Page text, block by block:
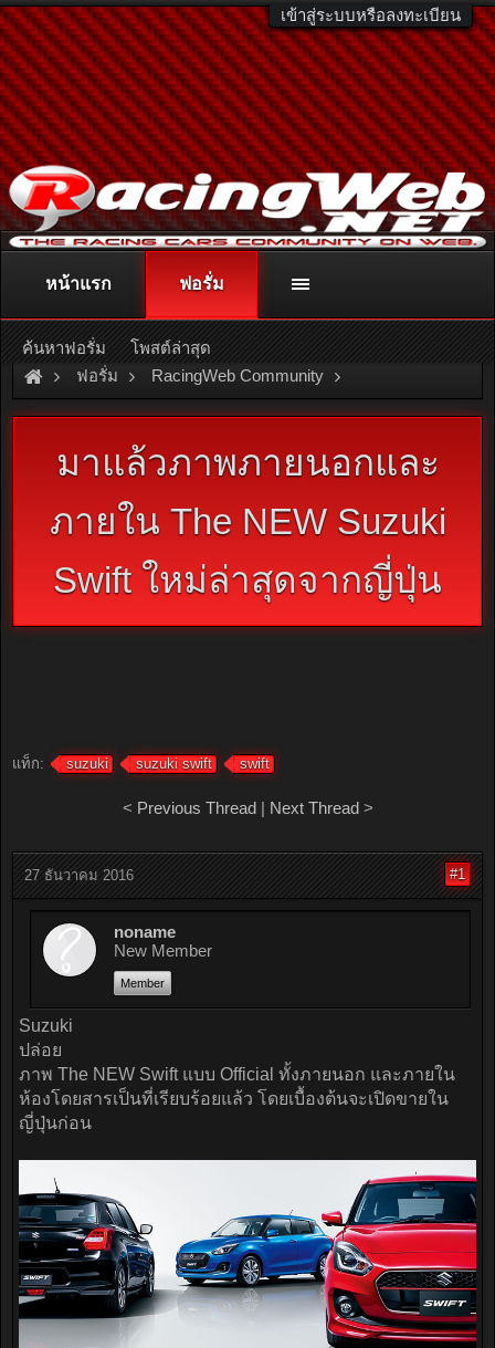
เข้าสู่ระบบหรือลงทะเบียน
ติดต่อลงโฆษณา racingweb@gmail.comหรือโทร. 081-811-1138
หรืออ่านรายละเอียดเพิ่มเติม คลิกที่นี่
ฟอรั่ม RacingWeb Community
Racing Forum (Cars Forum)
มาแล้วภาพภายนอกและ
ภายใน The NEW Suzuki
Swift ใหม่ล่าสุดจากญี่ปุ่น
แท็ก: suzuki suzuki swift swift
< Previous Thread| Next Thread>
27 ธันวาคม 2016 #1
noname
New Member
Member
Suzuki
ปล่อย
ภาพ The NEW Swift แบบ Official ทั้งภายนอก และภายใน
ห้องโดยสารเป็นที่เรียบร้อยแล้ว โดยเบื้องต้นจะเปิดขายใน
ญี่ปุ่นก่อน
หน้าแรก ฟอรั่ม
ค้นหาฟอรั่ม โพสต์ล่าสุด